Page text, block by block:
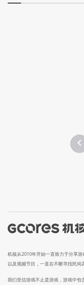
机核从2010年开始一直致力于分享
以及视频节目，一直在不断寻找民间
我们坚信游戏不止是游戏，游戏中